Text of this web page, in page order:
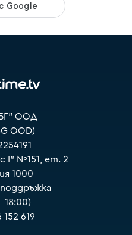
ООД
OOD)
I" №151, ет. 2
1000
18:00)
152 619